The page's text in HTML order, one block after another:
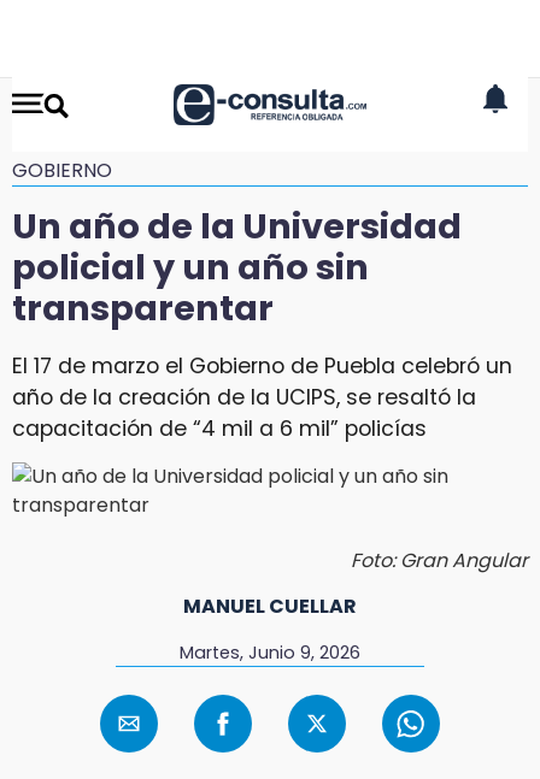
GOBIERNO
Un año de la Universidad
policial y un año sin
transparentar
El 17 de marzo el Gobierno de Puebla celebró un
año de la creación de la UCIPS, se resaltó la
capacitación de “4 mil a 6 mil” policías
Foto: Gran Angular
MANUEL CUELLAR
Martes, Junio 9, 2026